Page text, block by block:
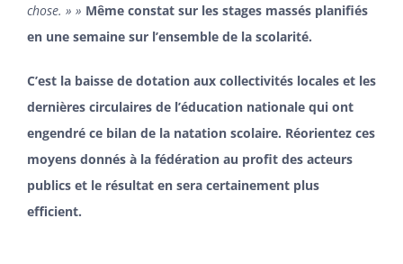
chose. » » Même constat sur les stages massés planifiés
en une semaine sur l’ensemble de la scolarité.
C’est la baisse de dotation aux collectivités locales et les
dernières circulaires de l’éducation nationale qui ont
engendré ce bilan de la natation scolaire. Réorientez ces
moyens donnés à la fédération au profit des acteurs
publics et le résultat en sera certainement plus
efficient.